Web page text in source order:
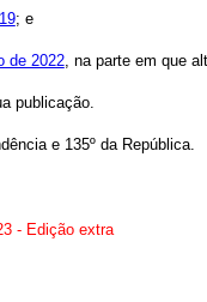
; e
de 2022, na parte em que
publicação.
e 135º da República.
- Edição extra